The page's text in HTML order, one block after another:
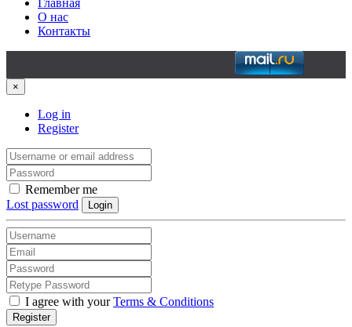
О нас
Контакты
×
Log in
Register
Remember me
Lost password
Login
I agree with yourTerms & Conditions
Register